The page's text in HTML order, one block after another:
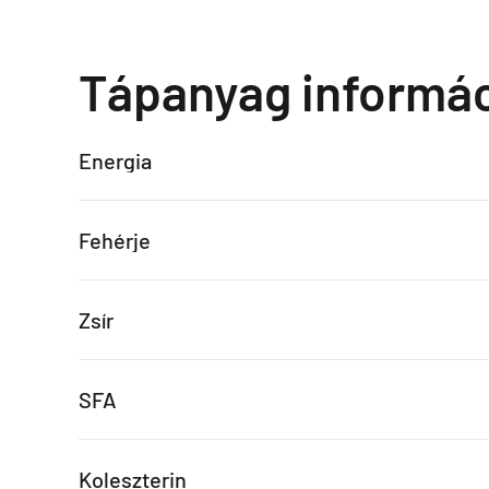
Tápanyag
Energia
Fehérje
Zsír
SFA
Koleszterin